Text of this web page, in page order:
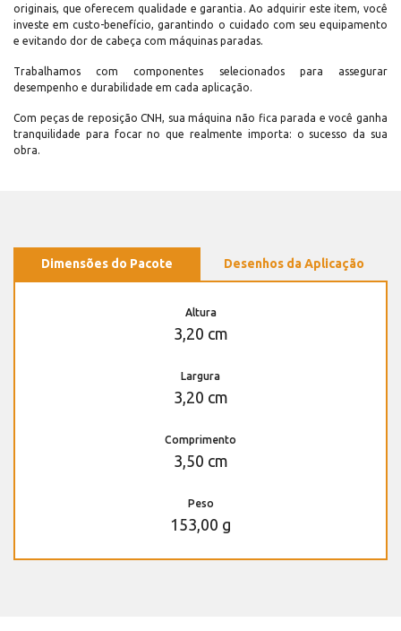
originais, que oferecem qualidade e garantia. Ao adquirir este item, você
investe em custo-benefício, garantindo o cuidado com seu equipamento
e evitando dor de cabeça com máquinas paradas.
Trabalhamos com componentes selecionados para assegurar
desempenho e durabilidade em cada aplicação.
Com peças de reposição CNH, sua máquina não fica parada e você ganha
tranquilidade para focar no que realmente importa: o sucesso da sua
obra.
Dimensões do Pacote Desenhos da Aplicação
Altura
3,20 cm
Largura
3,20 cm
Comprimento
3,50 cm
Peso
153,00 g